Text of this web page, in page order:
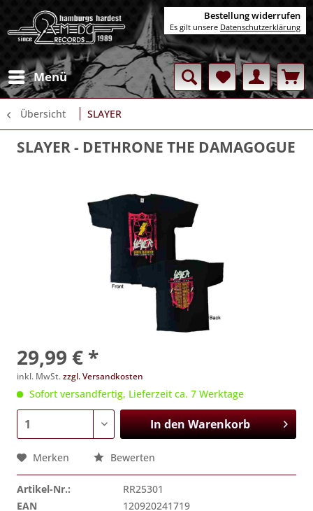
Menü
Übersicht SLAYER
SLAYER- DETHRONE THE DAMAGOGUE
29,99 € *
inkl. MwSt.zzgl. Versandkosten
Sofort versandfertig, Lieferzeit ca. 7 Werktage
In denWarenkorb
Merken Bewerten
Artikel-Nr.:
RR25301
EAN
120920241719
Bestellung widerrufen
Es gilt unsere Datenschutzerklärung